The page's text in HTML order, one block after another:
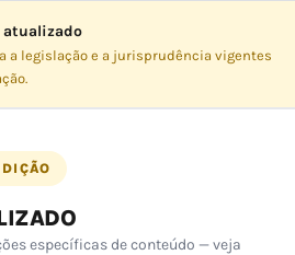
atualizado
a legislação e a jurisprudência vigentes
específicas de conteúdo — veja